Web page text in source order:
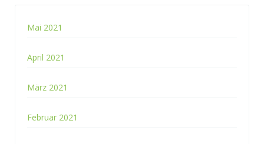
Mai 2021
April 2021
März 2021
Februar 2021